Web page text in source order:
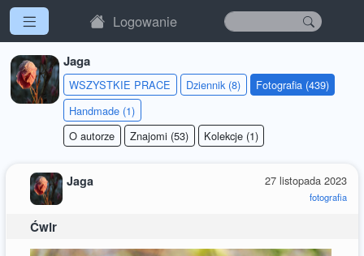
Logowanie
Jaga
WSZYSTKIE PRACE Dziennik (8)
Fotografia (439)
Handmade (1)
O autorze
Znajomi (53) Kolekcje (1)
27 listopada 2023
fotografia
Jaga
Ćwir